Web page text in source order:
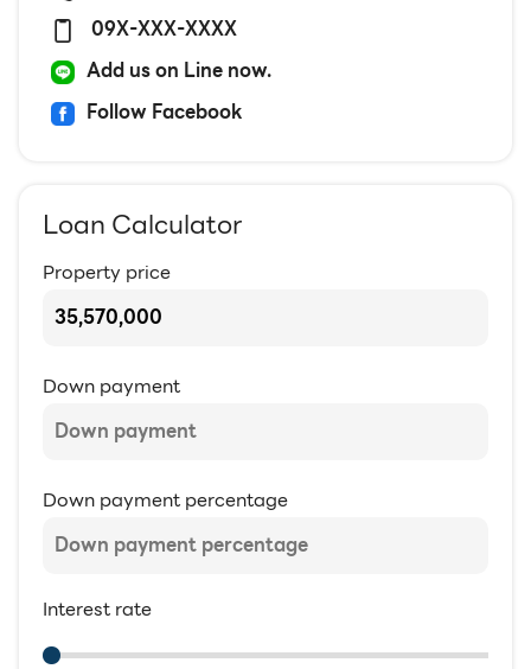
09X-XXX-XXXX
Add us on Line now.
Follow Facebook
Loan Calculator
Property price
Down payment
Down payment percentage
Interest rate